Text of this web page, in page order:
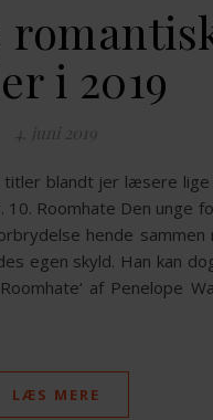
i 2019
4. juni 2019
blandt jer læsere lige
Roomhate Den unge
hende
egen skyld. Han kan
af Penelope
LÆS MERE